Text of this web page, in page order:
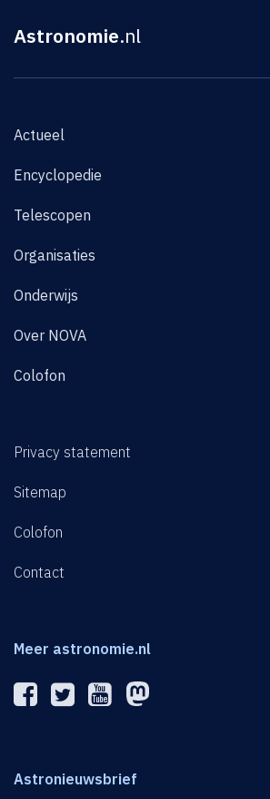
Astronomie.nl
Actueel
Encyclopedie
Telescopen
Organisaties
Onderwijs
Over NOVA
Colofon
Privacy statement
Sitemap
Colofon
Contact
Meer astronomie.nl
Astronieuwsbrief